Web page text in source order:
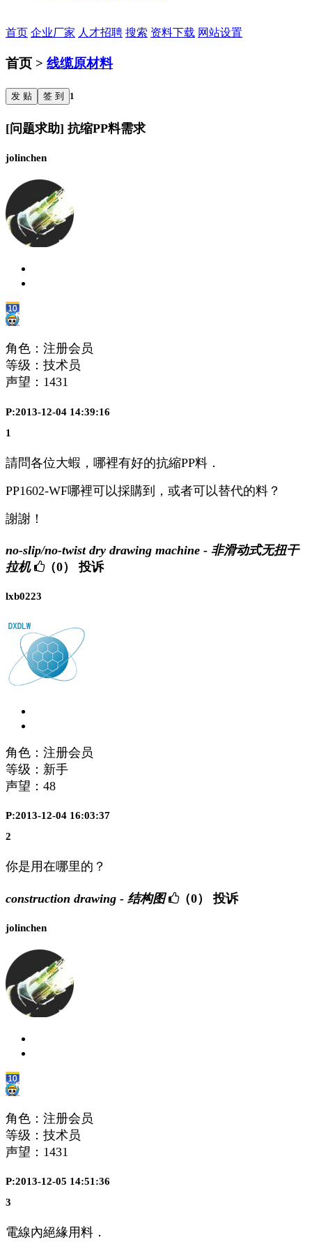
首页 企业厂家 人才招聘 搜索 资料下载 网站设置
首页 > 线缆原材料
发 贴 签 到 1
[问题求助] 抗缩PP料需求
jolinchen
角色：注册会员
等级：技术员
声望： 1431
P:2013-12-04 14:39:16
1
請問各位大蝦，哪裡有好的抗縮PP料．
PP1602-WF哪裡可以採購到，或者可以替代的料？
謝謝！
no-slip/no-twist dry drawing machine - 非滑动式无扭干
拉机
（0） 投诉
lxb0223
角色：注册会员
等级：新手
声望： 48
P:2013-12-04 16:03:37
2
你是用在哪里的？
construction drawing - 结构图 （0） 投诉
jolinchen
角色：注册会员
等级：技术员
声望： 1431
P:2013-12-05 14:51:36
3
電線內絕緣用料．